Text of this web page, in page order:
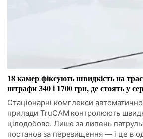
18 камер фіксують швидкість на
штрафи 340 і 1700 грн, де стоять у
Стаціонарні комплекси автоматичної
прилади TruCAM контролюють
цілодобово. Лише за липень
постанов за перевищення — і це в